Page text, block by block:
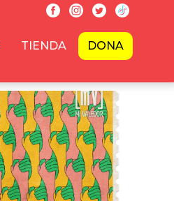
TIENDA DONA